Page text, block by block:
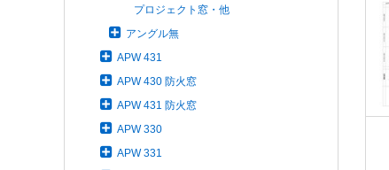
プロジェクト窓・他
アングル無
APW 431
APW 430 防火窓
APW 431 防火窓
APW 330
APW 331